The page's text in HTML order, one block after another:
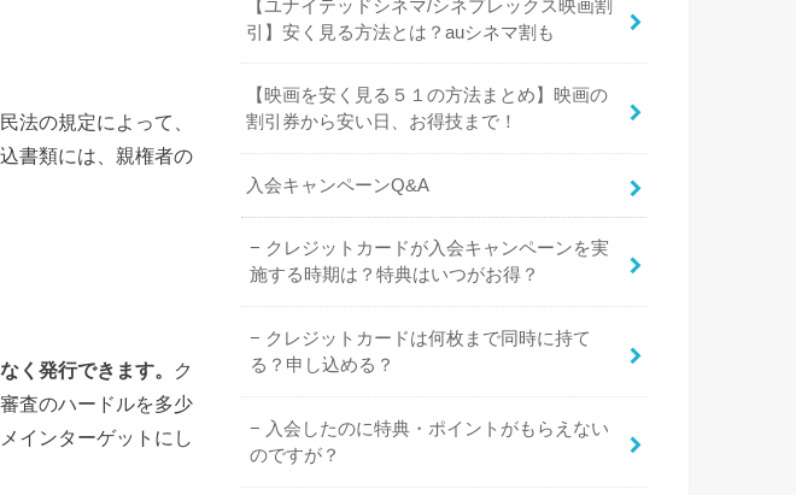
民法の規定によって、
書類には、親権者の
く発行できます。
ク
査のハードルを多少
インターゲットにし
【ユナイテッドシネマ/シネプレックス映画割
引】安く見る方法とは？auシネマ割も
【映画を安く見る５１の方法まとめ】映画の
割引券から安い日、お得技まで！
入会キャンペーンQ&A
クレジットカードが入会キャンペーンを実
施する時期は？特典はいつがお得？
クレジットカードは何枚まで同時に持て
る？申し込める？
入会したのに特典・ポイントがもらえない
のですが？